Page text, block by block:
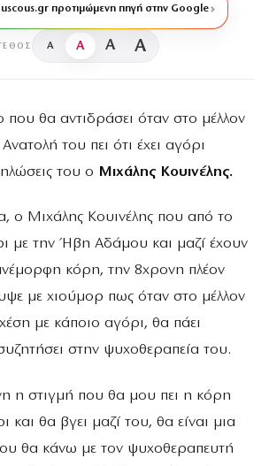
προτιμώμενη πηγή στην Google
A A A A
που θα αντιδράσει όταν στο μέλλον
του πει ότι έχει αγόρι
του ο Μιχάλης Κουινέλης.
ο Μιχάλης Κουινέλης που από το
με την Ήβη Αδάμου και μαζί έχουν
κόρη, την 8χρονη πλέον
με χιούμορ πως όταν στο μέλλον
με κάποιο αγόρι, θα πάει
στην ψυχοθεραπεία του.
η στιγμή που θα μου πει η κόρη
και θα βγει μαζί του, θα είναι μια
θα κάνω με τον ψυχοθεραπευτή